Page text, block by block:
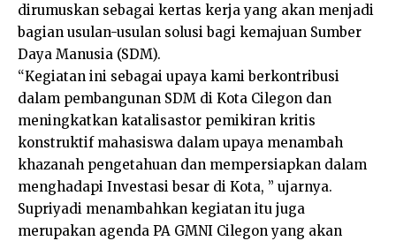
dirumuskan sebagai kertas kerja yang akan menjadi
bagian usulan-usulan solusi bagi kemajuan Sumber
Daya Manusia (SDM).
“Kegiatan ini sebagai upaya kami berkontribusi
dalam pembangunan SDM di Kota Cilegon dan
meningkatkan katalisastor pemikiran kritis
konstruktif mahasiswa dalam upaya menambah
khazanah pengetahuan dan mempersiapkan dalam
menghadapi Investasi besar di Kota, ” ujarnya.
Supriyadi menambahkan kegiatan itu juga
merupakan agenda PA GMNI Cilegon yang akan